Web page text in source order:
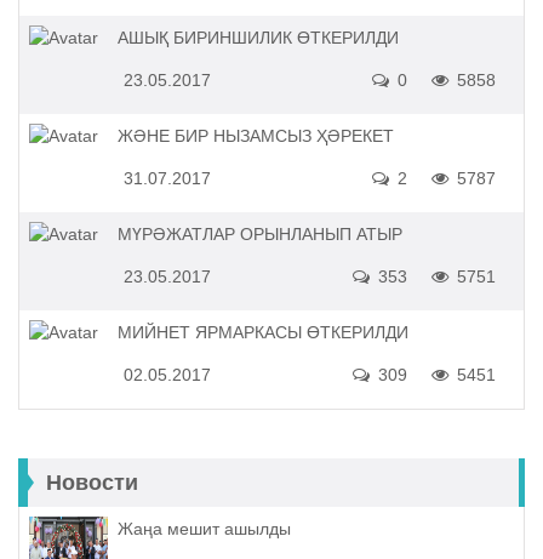
АШЫҚ БИРИНШИЛИК ӨТКЕРИЛДИ
23.05.2017 5858
0
ЖӘНЕ БИР НЫЗАМСЫЗ ҲӘРЕКЕТ
31.07.2017 5787
2
МҮРӘЖАТЛАР ОРЫНЛАНЫП АТЫР
23.05.2017 5751
353
МИЙНЕТ ЯРМАРКАСЫ ӨТКЕРИЛДИ
02.05.2017 5451
309
Новости
Жаңа мешит ашылды